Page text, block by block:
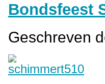
Bondsfeest
Geschreven